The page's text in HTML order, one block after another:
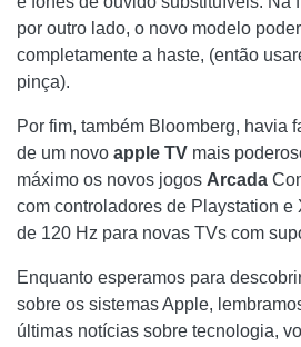
por outro lado, o novo modelo
completamente a haste, (então
pinça).
Por fim, também Bloomberg, havia
de um novo apple TV mais
máximo os novos jogos Arcada
com controladores de Playstation
de 120 Hz para novas TVs com
Enquanto esperamos para
sobre os sistemas Apple,
últimas notícias sobre tecnologia,